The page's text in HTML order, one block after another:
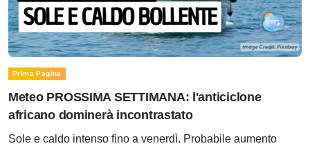
Prima Pagina
Meteo PROSSIMA SETTIMANA: l'anticiclone
africano dominerà incontrastato
Sole e caldo intenso fino a venerdì. Probabile aumento